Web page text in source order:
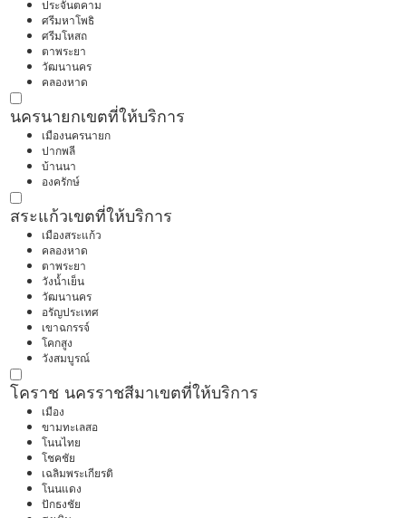
ประจันตคาม
ศรีมหาโพธิ
ศรีมโหสถ
ตาพระยา
วัฒนานคร
คลองหาด
นครนายกเขตที่ให้บริการ
เมืองนครนายก
ปากพลี
บ้านนา
องครักษ์
สระแก้วเขตที่ให้บริการ
เมืองสระแก้ว
คลองหาด
ตาพระยา
วังน้ำเย็น
วัฒนานคร
อรัญประเทศ
เขาฉกรรจ์
โคกสูง
วังสมบูรณ์
โคราช นครราชสีมาเขตที่ให้บริการ
เมือง
ขามทะเลสอ
โนนไทย
โชคชัย
เฉลิมพระเกียรติ
โนนแดง
ปักธงชัย